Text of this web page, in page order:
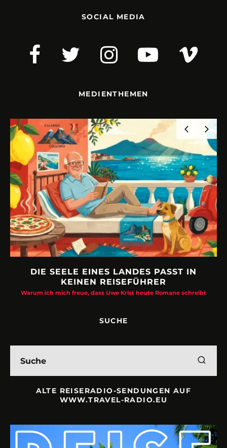
SOCIAL MEDIA
MEDIENTHEMEN
DIE SEELE EINES LANDES PASST IN
KEINEN REISEFÜHRER
Warum ich mich freue, dass Uwe Krist heute Romane schreibt
SUCHE
ALTE REISERADIO-SENDUNGEN AUF
WWW.TRAVEL-RADIO.EU